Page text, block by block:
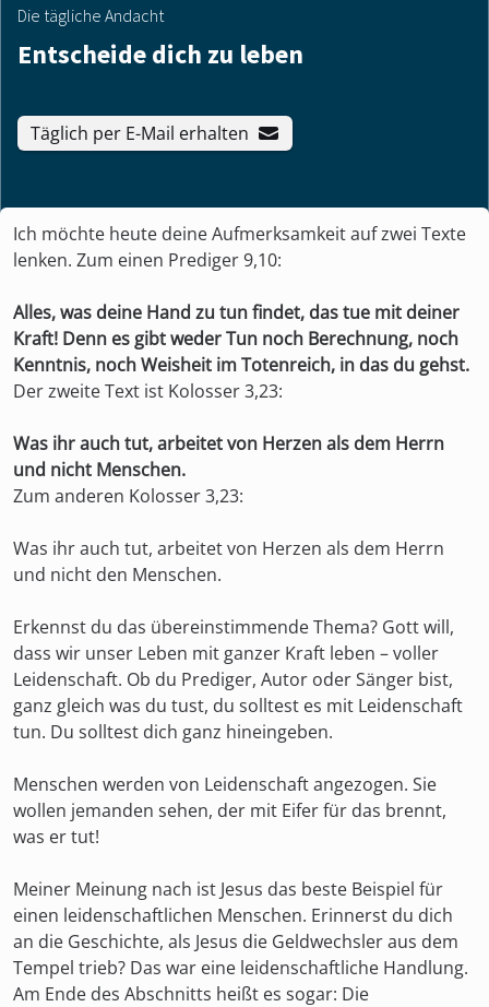
Die tägliche Andacht
Entscheide dich zu leben
Täglich per E-Mail erhalten
Ich möchte heute deine Aufmerksamkeit auf zwei Texte
lenken. Zum einen Prediger 9,10:
Alles, was deine Hand zu tun findet, das tue mit deiner
Kraft! Denn es gibt weder Tun noch Berechnung, noch
Kenntnis, noch Weisheit im Totenreich, in das du gehst.
Der zweite Text ist Kolosser 3,23:
Was ihr auch tut, arbeitet von Herzen als dem Herrn
und nicht Menschen.
Zum anderen Kolosser 3,23:
Was ihr auch tut, arbeitet von Herzen als dem Herrn
und nicht den Menschen.
Erkennst du das übereinstimmende Thema? Gott will,
dass wir unser Leben mit ganzer Kraft leben – voller
Leidenschaft. Ob du Prediger, Autor oder Sänger bist,
ganz gleich was du tust, du solltest es mit Leidenschaft
tun. Du solltest dich ganz hineingeben.
Menschen werden von Leidenschaft angezogen. Sie
wollen jemanden sehen, der mit Eifer für das brennt,
was er tut!
Meiner Meinung nach ist Jesus das beste Beispiel für
einen leidenschaftlichen Menschen. Erinnerst du dich
an die Geschichte, als Jesus die Geldwechsler aus dem
Tempel trieb? Das war eine leidenschaftliche Handlung.
Am Ende des Abschnitts heißt es sogar: Die